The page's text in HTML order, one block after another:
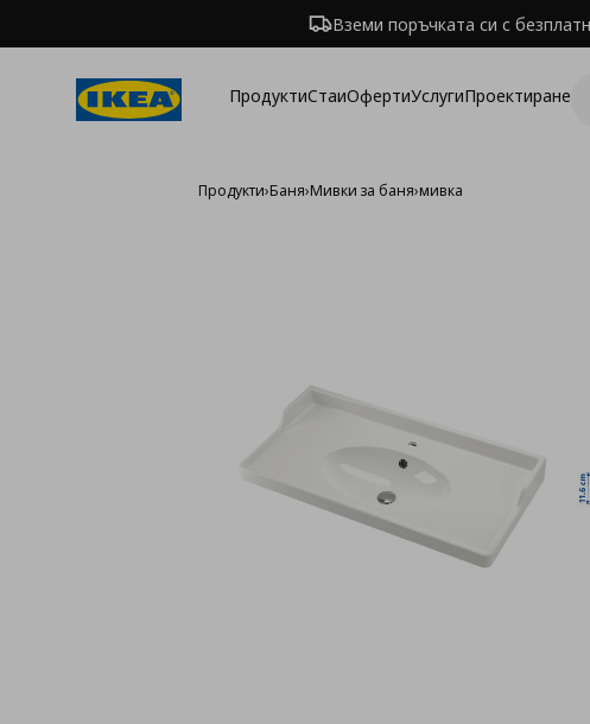
Вземи поръчката си с
ПродуктиСтаиОфертиУслугиПроектиране
Продукти›Баня›Мивки за баня›мивка